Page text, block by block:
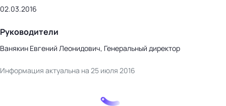
02.03.2016
Руководители
Ванякин Евгений Леонидович, Генеральный директор
Информация актуальна на 25 июля 2016